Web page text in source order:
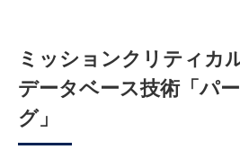
ミッションクリティカ
データベース技術「パ
グ」